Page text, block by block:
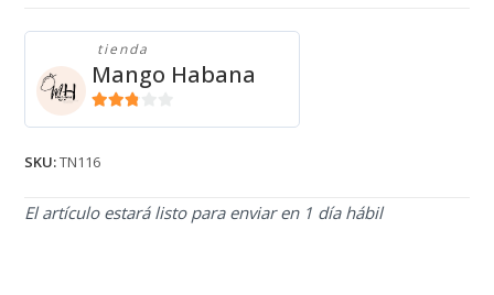
TN116
tienda
Mango Habana
SKU:TN116
El artículo estará listo para enviar en 1 día hábil